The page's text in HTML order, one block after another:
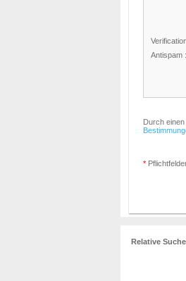
Antispam :
Durch
*
Relative Suche